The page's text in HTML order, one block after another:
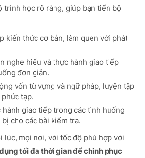
trình học rõ ràng, giúp bạn tiến bộ
kiến thức cơ bản, làm quen với phát
nghe hiểu và thực hành giao tiếp
đơn giản.
vốn từ vựng và ngữ pháp, luyện tập
tạp.
hành giao tiếp trong các tình huống
bị cho các bài kiểm tra.
lúc, mọi nơi, với tốc độ phù hợp với
tối đa thời gian để chinh phục